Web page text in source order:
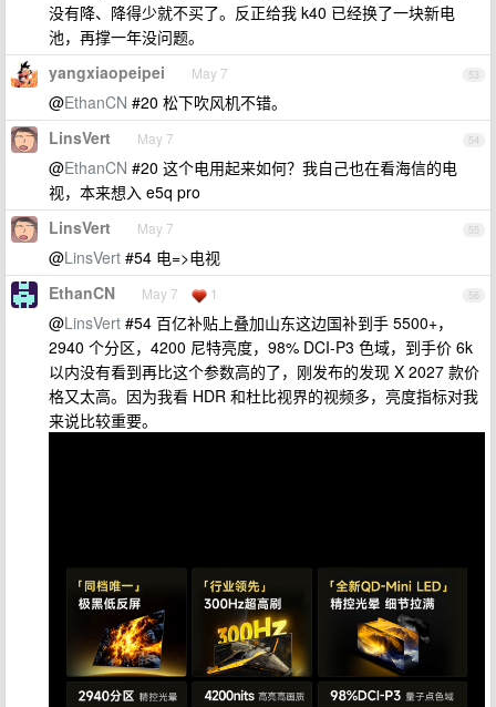
没有降、降得少就不买了。反正给我 k40 已经换了一块新电
池，再撑一年没问题。
53
yangxiaopeipei May 7
@EthanCN #20 松下吹风机不错。
54
LinsVert May 7
@EthanCN #20 这个电用起来如何？我自己也在看海信的电
视，本来想入 e5q pro
55
LinsVert May 7
@LinsVert #54 电=>电视
56
EthanCN May 7 1
@LinsVert #54 百亿补贴上叠加山东这边国补到手 5500+，
2940 个分区，4200 尼特亮度，98% DCI-P3 色域，到手价 6k
以内没有看到再比这个参数高的了，刚发布的发现 X 2027 款价
格又太高。因为我看 HDR 和杜比视界的视频多，亮度指标对我
来说比较重要。